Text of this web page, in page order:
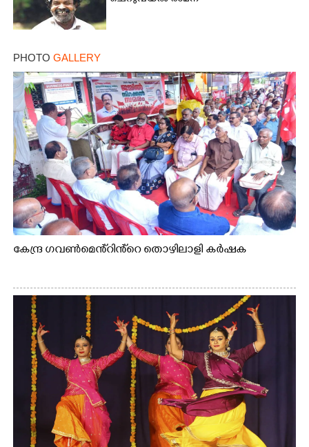
PHOTO GALLERY
കേന്ദ്ര ഗവൺമെൻ്റിൻ്റെ തൊഴിലാളി കർഷക